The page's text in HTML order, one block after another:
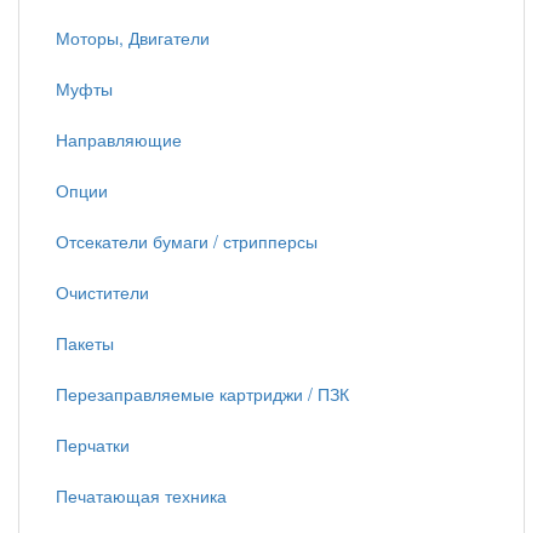
Моторы, Двигатели
Муфты
Направляющие
Опции
Отсекатели бумаги / стрипперсы
Очистители
Пакеты
Перезаправляемые картриджи / ПЗК
Перчатки
Печатающая техника